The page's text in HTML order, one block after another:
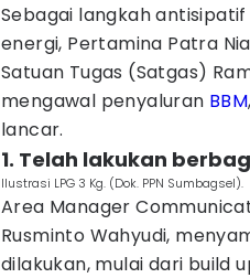
Sebagai langkah
energi, Pertamina Patra
Satuan Tugas (Satgas)
mengawal penyaluran BBM
lancar.
1. Telah lakukan
Ilustrasi LPG 3 Kg. (Dok. PPN Sumbagsel).
Area Manager
Rusminto Wahyudi,
dilakukan, mulai dari build